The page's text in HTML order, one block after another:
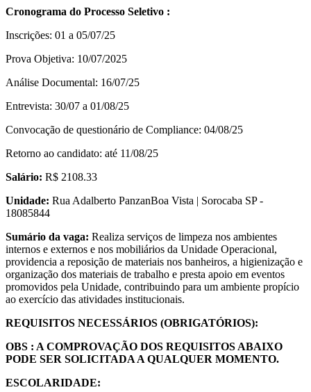
Cronograma do Processo Seletivo :
Inscrições: 01 a 05/07/25
Prova Objetiva: 10/07/2025
Análise Documental: 16/07/25
Entrevista: 30/07 a 01/08/25
Convocação de questionário de Compliance: 04/08/25
Retorno ao candidato: até 11/08/25
Salário: R$ 2108.33
Unidade: Rua Adalberto PanzanBoa Vista | Sorocaba SP -
18085844
Sumário da vaga: Realiza serviços de limpeza nos ambientes
internos e externos e nos mobiliários da Unidade Operacional,
providencia a reposição de materiais nos banheiros, a higienização e
organização dos materiais de trabalho e presta apoio em eventos
promovidos pela Unidade, contribuindo para um ambiente propício
ao exercício das atividades institucionais.
REQUISITOS NECESSÁRIOS (OBRIGATÓRIOS):
OBS : A COMPROVAÇÃO DOS REQUISITOS ABAIXO
PODE SER SOLICITADA A QUALQUER MOMENTO.
ESCOLARIDADE: